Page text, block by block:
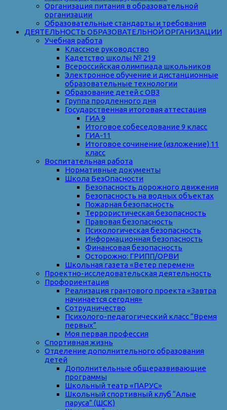
Организация питания в образовательной
организации
Образовательные стандарты и требования
ДЕЯТЕЛЬНОСТЬ ОБРАЗОВАТЕЛЬНОЙ ОРГАНИЗАЦИИ
Учебная работа
Классное руководство
Кадетство школы № 219
Всероссийская олимпиада школьников
Электронное обучение и дистанционные
образовательные технологии
Образование детей с ОВЗ
Группа продленного дня
Государственная итоговая аттестация
ГИА 9
Итоговое собеседование 9 класс
ГИА-11
Итоговое сочинение (изложение) 11
класс
Воспитательная работа
Нормативные документы
Школа БезОпасности
Безопасность дорожного движения
Безопасность на водных объектах
Пожарная безопасность
Террористическая безопасность
Правовая безопасность
Психологическая безопасность
Информационная безопасность
Финансовая безопасность
Осторожно: ГРИПП/ОРВИ
Школьная газета «Ветер перемен»
Проектно-исследовательская деятельность
Профориентация
Реализация грантового проекта «Завтра
начинается сегодня»
Сотрудничество
Психолого-педагогический класс “Время
первых”
Моя первая профессия
Спортивная жизнь
Отделение дополнительного образования
детей
Дополнительные общеразвивающие
программы
Школьный театр «ПАРУС»
Школьный спортивный клуб “Алые
паруса” (ШСК)